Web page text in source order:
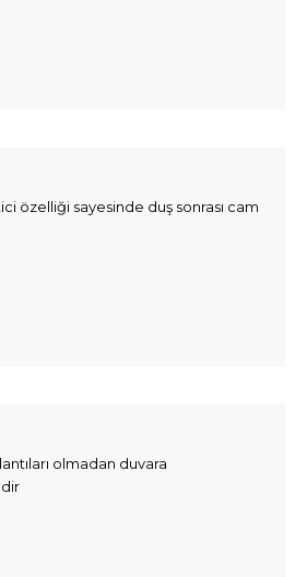
özelliği sayesinde duş sonrası cam
olmadan duvara